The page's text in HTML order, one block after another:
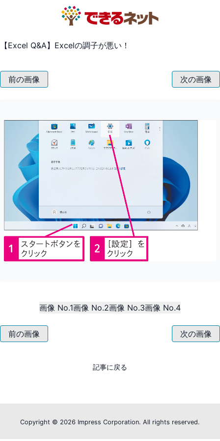
【Excel Q&A】Excelの調子が悪い！
前の画像 次の画像
画像 No.1画像 No.2画像 No.3画像 No.4
前の画像 次の画像
記事に戻る
Copyright © 2026 Impress Corporation. All rights reserved.